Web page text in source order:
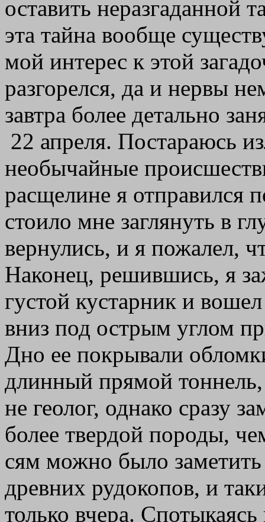
оставить неразгаданной
эта тайна вообще
мой интерес к этой
разгорелся, да и нервы
завтра более детально
22 апреля. Постараюсь изложить как можно подробнее необычайные происшествия вчерашнего дня. К Синей расщелине я отправился после полудня. Признаюсь, стоило мне заглянуть в глубину шахты, как мои опасения вернулись, и я пожалел, что не взял кого-нибудь с собой. Наконец, решившись, я зажег свечу, пробрался через густой кустарник и вошел в ствол шахты. Она спускалась вниз под острым углом примерно на пятьдесят футов. Дно ее покрывали обломки камней. Отсюда начинался длинный прямой тоннель, высеченный в твердой скале. Я не геолог, однако сразу заметил, что стены тоннеля из более твердой породы, чем известняк, потому что там и сям можно было заметить следы, оставленные кирками древних рудокопов, и такие свежие, словно их сделали только вчера. Спотыкаясь на каждом шагу, я спускался вниз по древнему тоннелю; слабое пламя свечи освещало неверным светом лишь маленький круг возле меня, и от этого тени вдали казались еще более темными, угрожающими. Наконец, я добрался до места, где тоннель выходил в карстовую пещеру. Это был гигантский зал, с потолка которого свисали длинные белые сосульки известковых отложений. Находясь в центральной пещере, я различал множество галерей, прорытых подземными водами и исчезавших где-то в недрах земли. Я стоял и раздумывал - не лучше ли мне вернуться или все же рискнуть и углубиться дальше в опасный лабиринт, как вдруг, опустив глаза, замер от удивления. Большая часть пещеры была усыпана обломками скал или покрыта твердой корой известняка, но именно в этом месте с высокого свода капала вода, и тут образовался довольно большой участок мягкой грязи. В самом центре его я увидел огромный отпечаток, глубокий и широкий, неправильной формы, словно след от большого камня, упавшего сверху. Но нигде не было видно ни одного крупного камня; не было вообще ничего, что могло бы объяснить появление загадочного следа. А отпечаток этот был под стать слону, и, кроме того, только один, а участок грязи был таких внушительных размеров, что вряд ли какое-либо из известных мне животных могло перешагнуть его, сделав лишь один шаг. Когда, изучив этот необычайный отпечаток, я вгляделся в обступившие меня черные тени, признаюсь, у меня на миг замерло сердце и задрожала рука, державшая свечу. Но я тут же овладел собой, сообразив, насколько нелепо отождествлять этот огромный, бесформенный отпечаток на грязи со следом какого-нибудь известного людям животного. Поэтому я решил, что никакие бессмысленные страхи не помешают мне продолжать мои исследования. Прежде чем отправиться дальше, я постарался хорошенько запомнить причудливую форму скалы, чтобы найти потом вход в тоннель. Эта предосторожность была совершенно необходима, ибо центральную пещеру, насколько я мог видеть, пересекали боковые проходы. Уверившись, что запомнил, где выход, и, осмотрев запас свечей и спичек, я успокоился и стал медленно продвигаться вперед по неровному каменистому дну пещеры. Теперь я подхожу к описанию места, где со мной стряслась неожиданная и роковая катастрофа. Ручей шириной в несколько сажен преградил мне дорогу, и некоторое время я шел вдоль него, надеясь отыскать место, чтобы перебраться на другую сторону, не замочив ног. Наконец, я дошел до подходящего места - почти на самой середине ручья лежал плоский камень, на который я мог ступить, сделав широкий шаг. Но камень, подмытый снизу потоком, был неустойчив, и когда я ступил на него, он перевернулся, и я упал в ледяную воду. Свеча погасла; я барахтался в кромешной тьме. Не без труда удалось мне подняться на ноги; но вначале происшествие это скорее позабавило меня, нежели встревожило. Правда, свеча погасла и исчезла в потоке, но в кармане у меня оставались еще две запасные свечи, так что волноваться было нечего. Я тут же достал новую свечу, вытащил коробок со спичками, чтобы зажечь ее, и только тут с ужасом сообразил, в какое попал положение. Коробок намок, когда я упал в ручей, и спичку невозможно было зажечь. Как только я понял это, сердце словно сдавили ледяные пальцы. Вокруг непроглядная, жуткая тьма. Такая тьма, что я невольно дотронулся рукою до лица, чтобы физически ощутить хоть что-нибудь. Я стоял, не шевелясь, и только огромным напряжением воли взял себя в руки. Я попробовал восстановить в памяти дно ущелья, такое, каким я видел его в последний раз. Но увы! Приметы, которые я запомнил, находились высоко на стене, их было не нащупать. И все-таки я сообразил, как примерно располагались